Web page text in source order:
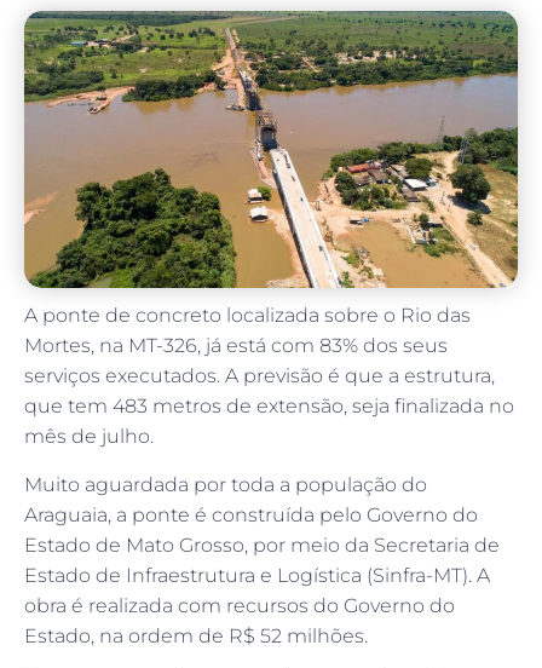
A ponte de concreto localizada sobre o Rio das
Mortes, na MT-326, já está com 83% dos seus
serviços executados. A previsão é que a estrutura,
que tem 483 metros de extensão, seja finalizada no
mês de julho.
Muito aguardada por toda a população do
Araguaia, a ponte é construída pelo Governo do
Estado de Mato Grosso, por meio da Secretaria de
Estado de Infraestrutura e Logística (Sinfra-MT). A
obra é realizada com recursos do Governo do
Estado, na ordem de R$ 52 milhões.